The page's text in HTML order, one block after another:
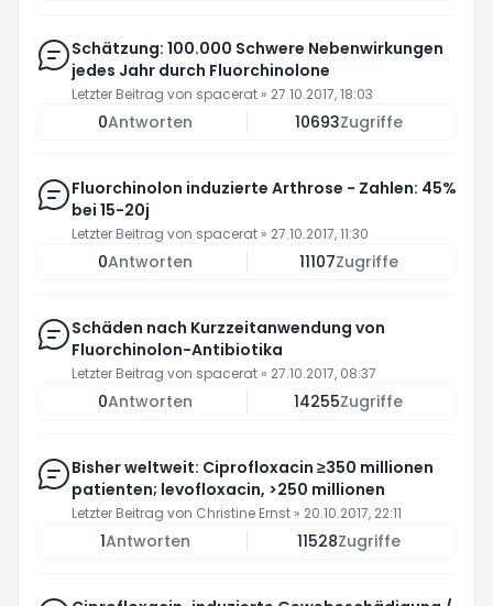
Schätzung: 100.000 Schwere Nebenwirkungen
jedes Jahr durch Fluorchinolone
Letzter Beitrag von spacerat » 27.10.2017, 18:03
0Antworten 10693Zugriffe
Fluorchinolon induzierte Arthrose - Zahlen: 45%
bei 15-20j
Letzter Beitrag von spacerat » 27.10.2017, 11:30
0Antworten 11107Zugriffe
Schäden nach Kurzzeitanwendung von
Fluorchinolon-Antibiotika
Letzter Beitrag von spacerat » 27.10.2017, 08:37
0Antworten 14255Zugriffe
Bisher weltweit: Ciprofloxacin ≥350 millionen
patienten; levofloxacin, >250 millionen
Letzter Beitrag von Christine Ernst » 20.10.2017, 22:11
1Antworten 11528Zugriffe